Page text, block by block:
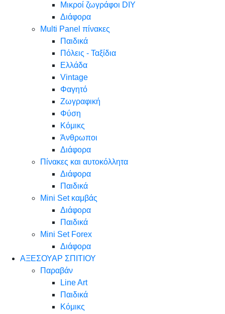
Μικροί ζωγράφοι DIY
Διάφορα
Multi Panel πίνακες
Παιδικά
Πόλεις - Ταξίδια
Ελλάδα
Vintage
Φαγητό
Ζωγραφική
Φύση
Κόμικς
Άνθρωποι
Διάφορα
Πίνακες και αυτοκόλλητα
Διάφορα
Παιδικά
Mini Set καμβάς
Διάφορα
Παιδικά
Mini Set Forex
Διάφορα
ΑΞΕΣΟΥΑΡ ΣΠΙΤΙΟΥ
Παραβάν
Line Art
Παιδικά
Κόμικς